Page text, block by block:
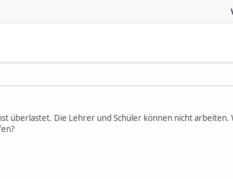
überlastet. Die Lehrer und Schüler können nicht